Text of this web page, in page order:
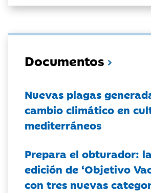
Documentos
Nuevas plagas
cambio climático en
mediterráneos
Prepara el obturador:
edición de ‘Objetivo
con tres nuevas